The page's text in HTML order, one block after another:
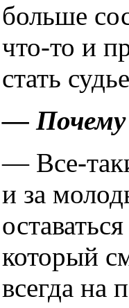
больше
что-то и
стать
— Почему
— Все-
и за
который
всегда на